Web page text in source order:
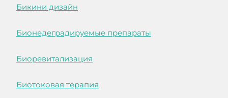
Бикини дизайн
Бионедеградируемые препараты
Биоревитализация
Биотоковая терапия